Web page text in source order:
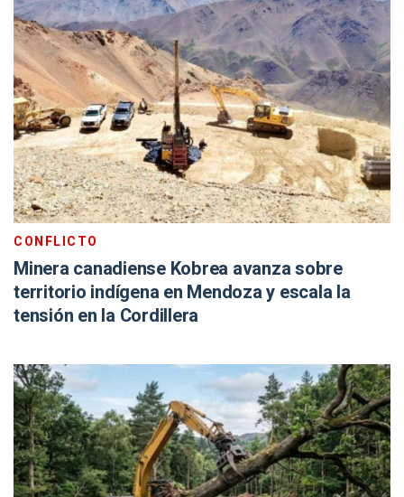
CONFLICTO
Minera canadiense Kobrea avanza sobre
territorio indígena en Mendoza y escala la
tensión en la Cordillera